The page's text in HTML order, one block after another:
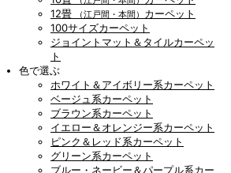
12畳
（江戸間・本間） カーペット
100サイズカーペット
ジョイントマット＆タイルカーペッ
ト
色で選ぶ
ホワイト＆アイボリー系カーペット
ベージュ系カーペット
ブラウン系カーペット
イエロー＆オレンジー系カーペット
ピンク＆レッド系カーペット
グリーン系カーペット
ブルー・ネービー＆パープル系カー